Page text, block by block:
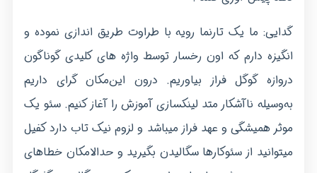
گدایی: ما یک تارنما رویه با طراوت طریق اندازی نموده و
انگیزه دارم که اون رخسار توسط واژه های کلیدی گوناگون
دروازه گوگل فراز بیاوریم. درون این‌مکان گرای داریم
به‌وسیله ناآشکار متد لینکسازی آموزش را آغاز کنیم. سئو یک
موثر همیشگی و عهد فراز میباشد و لزوم نیک تاب دارد کفیل
میتوانید از سئوکارها سگالیدن بگیرید و حدالامکان خطاهای